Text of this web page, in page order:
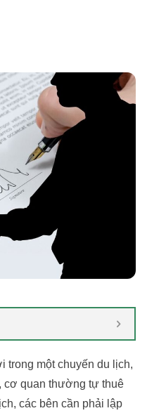
một chuyến du lịch,
cơ quan thường tự thuê
các bên cần phải lập